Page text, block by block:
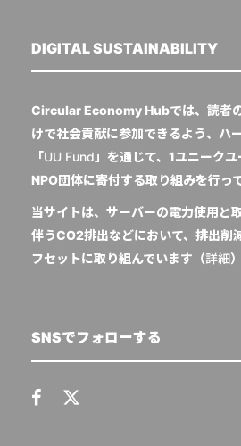
DIGITAL SUSTAINABILITY
Circular Economy Hubでは、読者
けで社会貢献に参加できるよう、ハ
「UU Fund 」を通じて、1ユニーク
NPO団体に寄付する取り組みを行っ
当サイトは、サーバーの電力使用と
伴うCO2排出などにおいて、排出削
フセットに取り組んでいます（詳細
SNSでフォローする